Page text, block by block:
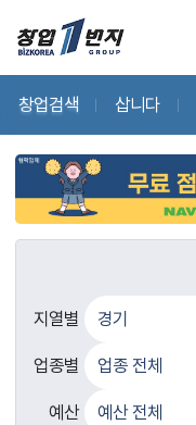
창업검색 삽니다
지열별
업종별
예산